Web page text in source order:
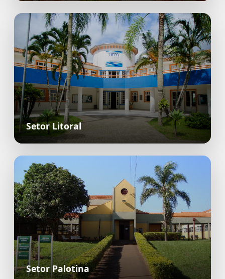
Setor Litoral
Setor Palotina